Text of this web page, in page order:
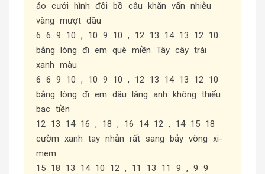
áo cưới hình đôi bồ câu khăn vấn nhiễu
vàng mượt đầu
6 6 9 10 , 10 9 10 , 12 13 14 13 12 10
bằng lòng đi em quê miền Tây cây trái
xanh màu
6 6 9 10 , 10 9 10 , 12 13 14 13 12 10
bằng lòng đi em dâu làng anh không thiếu
bạc tiền
12 13 14 16 , 18 , 16 14 12 , 14 15 18
cườm xanh tay nhẫn rất sang bảy vòng xi-
mem
15 18 13 14 10 12 , 11 13 11 9 , 9 9